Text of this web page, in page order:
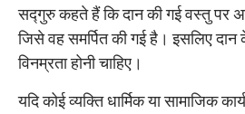
सद्गुरु कहते हैं कि दान की गई वस्तु पर
जिसे वह समर्पित की गई है। इसलिए दान
विनम्रता होनी चाहिए।
यदि कोई व्यक्ति धार्मिक या सामाजिक